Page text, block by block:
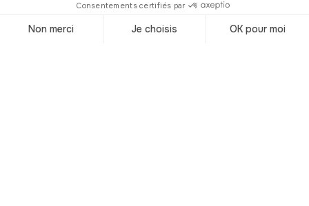
obtenir des cendres et des débris
osseux qui seront apparemment jetés